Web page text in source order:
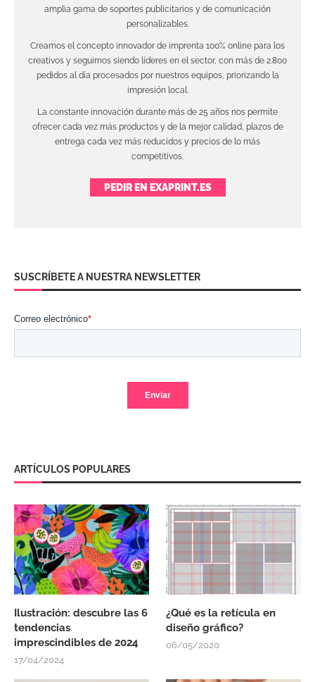
amplia gama de soportes publicitarios y de comunicación
personalizables.
Creamos el concepto innovador de imprenta 100% online para los
creativos y seguimos siendo líderes en el sector, con más de 2.800
pedidos al día procesados por nuestros equipos, priorizando la
impresión local.
La constante innovación durante más de 25 años nos permite
ofrecer cada vez más productos y de la mejor calidad, plazos de
entrega cada vez más reducidos y precios de lo más
competitivos.
PEDIR EN EXAPRINT.ES
SUSCRÍBETE A NUESTRA NEWSLETTER
ARTÍCULOS POPULARES
Ilustración: descubre las 6
tendencias
imprescindibles de 2024
17/04/2024
¿Qué es la retícula en
diseño gráfico?
06/05/2020